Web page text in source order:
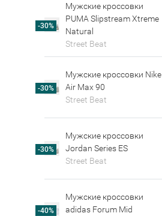
-30%
Мужские кроссовки
PUMA Slipstream Xtreme
Natural
Street Beat
-30%
Мужские кроссовки Nike
Air Max 90
Street Beat
-30%
Мужские кроссовки
Jordan Series ES
Street Beat
-40%
Мужские кроссовки
adidas Forum Mid